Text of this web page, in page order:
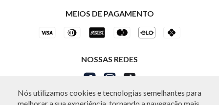
Nós utilizamos cookies e tecnologias semelhantes para
Shop by WhatsApp Individual
MEIOS DE PAGAMENTO
NOSSAS REDES